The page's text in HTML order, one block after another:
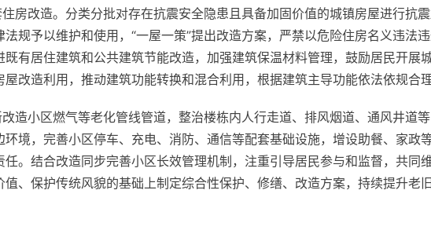
房改造。分类分批对存在抗震安全隐患且具备加固价值的城镇房屋进行抗
规予以维护和使用，“一屋一策”提出改造方案，严禁以危险住房名义违法
有居住建筑和公共建筑节能改造，加强建筑保温材料管理，鼓励居民开展
改造利用，推动建筑功能转换和混合利用，根据建筑主导功能依法依规合
造小区燃气等老化管线管道，整治楼栋内人行走道、排风烟道、通风井道
境，完善小区停车、充电、消防、通信等配套基础设施，增设助餐、家政
。结合改造同步完善小区长效管理机制，注重引导居民参与和监督，共同
值、保护传统风貌的基础上制定综合性保护、修缮、改造方案，持续提升老